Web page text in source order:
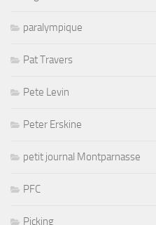
paralympique
Pat Travers
Pete Levin
Peter Erskine
petit journal Montparnasse
PFC
Picking